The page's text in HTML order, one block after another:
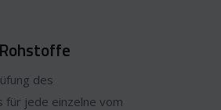
des
jede einzelne vom